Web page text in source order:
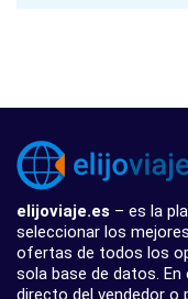
elijoviaje.es – es la
seleccionar los
ofertas de todos los
sola base de datos.
directo del vendedor o